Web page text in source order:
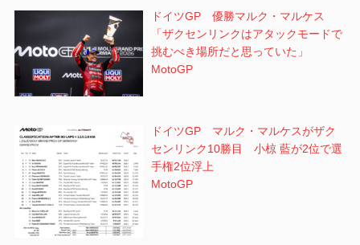
ドイツGP 優勝マルク・マルケス
「ザクセンリンクはアタックモードで
挑むべき場所だと思っていた」
MotoGP
ドイツGP マルク・マルケスがザク
センリンク10勝目 小椋 藍が2位で選
手権2位浮上
MotoGP